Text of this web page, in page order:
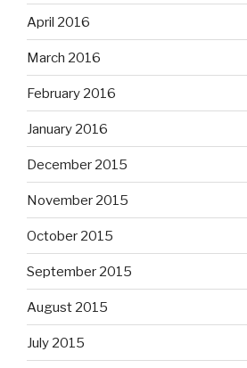
April 2016
March 2016
February 2016
January 2016
December 2015
November 2015
October 2015
September 2015
August 2015
July 2015